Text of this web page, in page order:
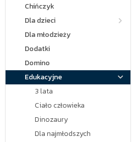
Chińczyk
Dla dzieci
Dla młodzieży
Dodatki
Domino
Edukacyjne
3 lata
Ciało człowieka
Dinozaury
Dla najmłodszych